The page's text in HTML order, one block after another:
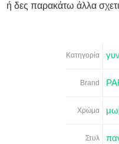
ή δες παρακάτω άλλα
Κατηγορία
Brand
Χρώμα
Στυλ